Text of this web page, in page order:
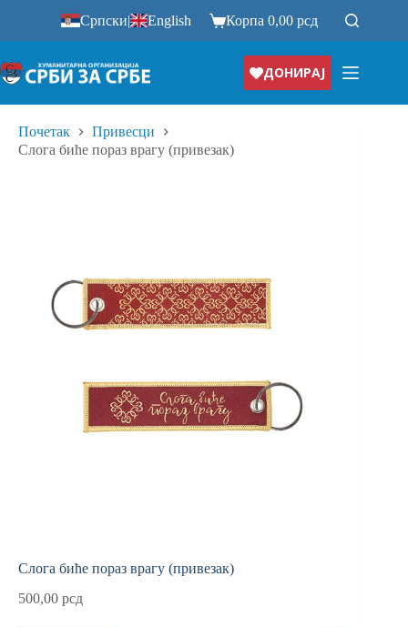
Српски| English Корпа0,00рсд
ДОНИРАЈ
Почетак
Привесци
Слога биће пораз врагу (привезак)
Слога биће пораз врагу (привезак)
500,00 рсд